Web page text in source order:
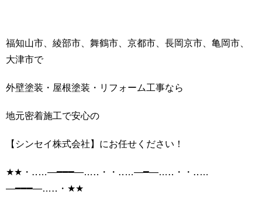
福知山市、綾部市、舞鶴市、京都市、長岡京市、亀岡市、
大津市で
外壁塗装・屋根塗装・リフォーム工事なら
地元密着施工で安心の
【シンセイ株式会社】にお任せください！
★★・‥…―━━━―…‥・・‥…―━―…‥・・‥…
―━━━―…‥・★★